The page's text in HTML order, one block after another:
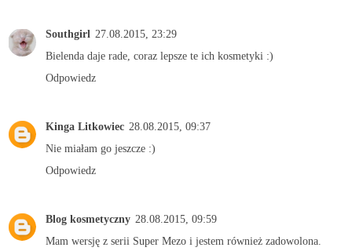
Southgirl 27.08.2015, 23:29
Bielenda daje rade, coraz lepsze te ich kosmetyki :)
Odpowiedz
Kinga Litkowiec 28.08.2015, 09:37
Nie miałam go jeszcze :)
Odpowiedz
Blog kosmetyczny 28.08.2015, 09:59
Mam wersję z serii Super Mezo i jestem również zadowolona.